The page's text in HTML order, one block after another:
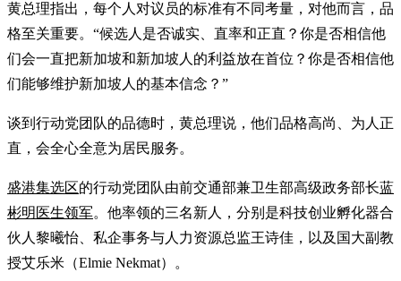
黄总理指出，每个人对议员的标准有不同考量，对他而言，品
格至关重要。“候选人是否诚实、直率和正直？你是否相信他
们会一直把新加坡和新加坡人的利益放在首位？你是否相信他
们能够维护新加坡人的基本信念？”
谈到行动党团队的品德时，黄总理说，他们品格高尚、为人正
直，会全心全意为居民服务。
盛港集选区的行动党团队由前交通部兼卫生部高级政务部长蓝
彬明医生领军。他率领的三名新人，分别是科技创业孵化器合
伙人黎曦怡、私企事务与人力资源总监王诗佳，以及国大副教
授艾乐米（Elmie Nekmat）。